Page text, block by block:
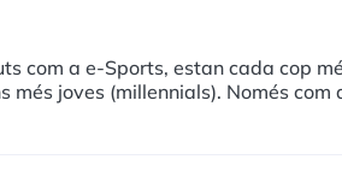
com a e-Sports, estan cada cop
més joves (millennials). Només com
els 1.000 milions